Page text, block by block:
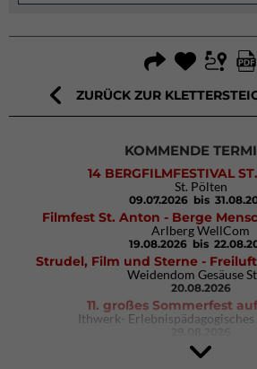
ZURÜCK ZUR
KOMMENDE
14 BERGFILMFESTIVAL
St. Pölten
09.07.2026 bis
Filmfest St. Anton - Berge
Arlberg WellCom
19.08.2026 bis
Strudel, Film und Sterne -
Weidendom Gesäuse
20.08.2026
11. großes Sommerfest
Ithwerk-
Rock Master Arco
Arco (IT)